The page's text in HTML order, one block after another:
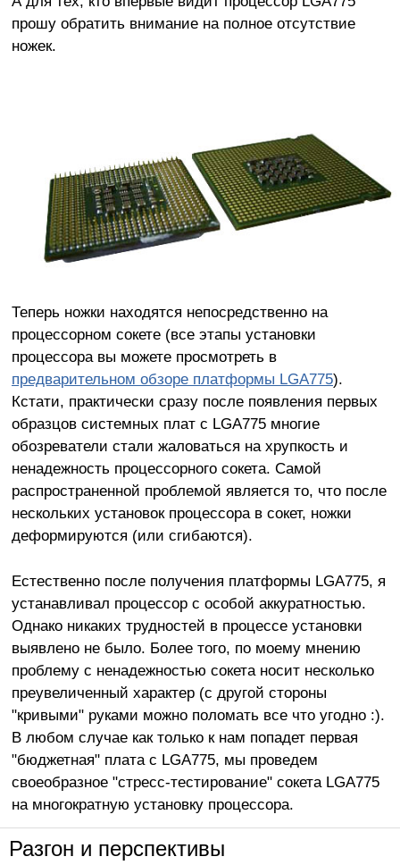
прошу обратить внимание на полное отсутствие
ножек.
Теперь ножки находятся непосредственно на
процессорном сокете (все этапы установки
процессора вы можете просмотреть в
предварительном обзоре платформы LGA775).
Кстати, практически сразу после появления первых
образцов системных плат с LGA775 многие
обозреватели стали жаловаться на хрупкость и
ненадежность процессорного сокета. Самой
распространенной проблемой является то, что после
нескольких установок процессора в сокет, ножки
деформируются (или сгибаются).
Естественно после получения платформы LGA775, я
устанавливал процессор с особой аккуратностью.
Однако никаких трудностей в процессе установки
выявлено не было. Более того, по моему мнению
проблему с ненадежностью сокета носит несколько
преувеличенный характер (с другой стороны
"кривыми" руками можно поломать все что угодно :).
В любом случае как только к нам попадет первая
"бюджетная" плата с LGA775, мы проведем
своеобразное "стресс-тестирование" сокета LGA775
на многократную установку процессора.
Разгон и перспективы